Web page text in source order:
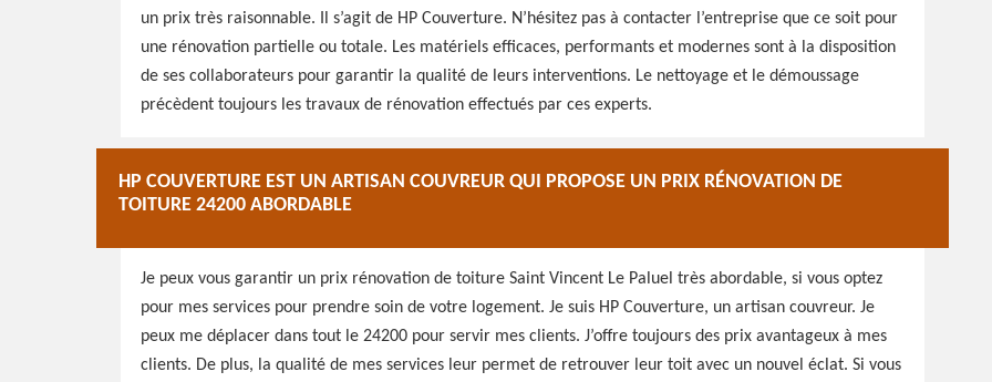
un prix très raisonnable. Il s’agit de HP Couverture. N’hésitez pas à contacter l’entreprise que ce soit pour
une rénovation partielle ou totale. Les matériels efficaces, performants et modernes sont à la disposition
de ses collaborateurs pour garantir la qualité de leurs interventions. Le nettoyage et le démoussage
précèdent toujours les travaux de rénovation effectués par ces experts.
HP COUVERTURE EST UN ARTISAN COUVREUR QUI PROPOSE UN PRIX RÉNOVATION DE
TOITURE 24200 ABORDABLE
Je peux vous garantir un prix rénovation de toiture Saint Vincent Le Paluel très abordable, si vous optez
pour mes services pour prendre soin de votre logement. Je suis HP Couverture, un artisan couvreur. Je
peux me déplacer dans tout le 24200 pour servir mes clients. J’offre toujours des prix avantageux à mes
clients. De plus, la qualité de mes services leur permet de retrouver leur toit avec un nouvel éclat. Si vous